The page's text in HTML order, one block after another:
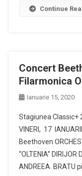
Continue
Concert
Filarmonica
Ianuarie 15, 2020
Stagiunea Classic+
VINERI, 17
Beethoven
“OLTENIA”
ANDREEA